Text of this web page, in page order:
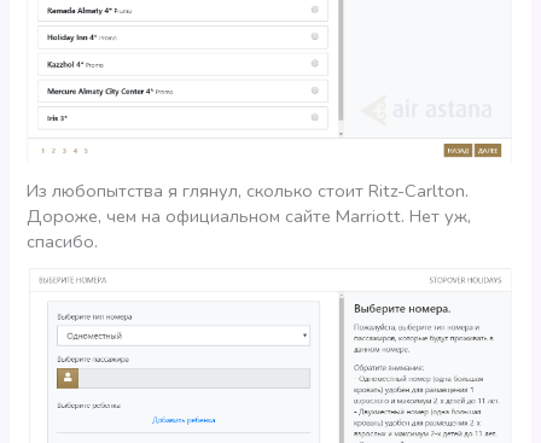
Из любопытства я глянул, сколько стоит Ritz-Carlton.
Дороже, чем на официальном сайте Marriott. Нет уж,
спасибо.